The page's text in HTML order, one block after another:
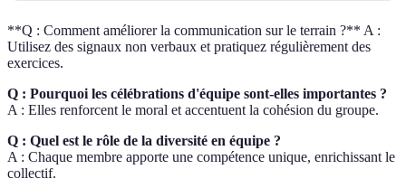
**Q : Comment améliorer la communication sur le terrain ?** A :
Utilisez des signaux non verbaux et pratiquez régulièrement des
exercices.
Q : Pourquoi les célébrations d'équipe sont-elles importantes ?
A : Elles renforcent le moral et accentuent la cohésion du groupe.
Q : Quel est le rôle de la diversité en équipe ?
A : Chaque membre apporte une compétence unique, enrichissant le
collectif.